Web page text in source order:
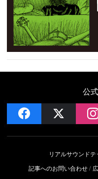
公
facebook
リアルサウンドテ
記事へのお問い合わせ